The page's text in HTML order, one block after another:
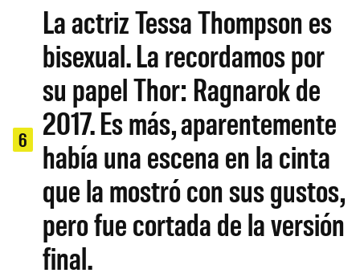
6
La actriz Tessa Thompson es
bisexual. La recordamos por
su papel Thor: Ragnarok de
2017. Es más, aparentemente
había una escena en la cinta
que la mostró con sus gustos,
pero fue cortada de la versión
final.